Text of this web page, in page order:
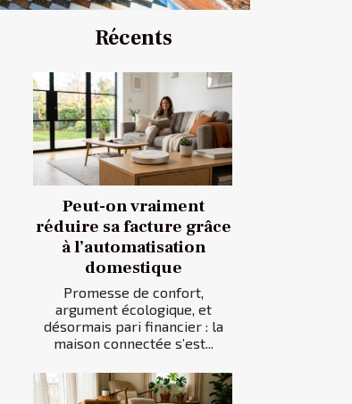
Récents
Peut-on vraiment
réduire sa facture grâce
à l’automatisation
domestique
Promesse de confort,
argument écologique, et
désormais pari financier : la
maison connectée s’est...